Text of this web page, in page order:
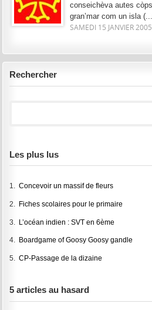
conseichèva autes
gran’mar com un isla
SAMEDI 15 JANVIER
Rechercher
Les plus lus
1.Concevoir un massif de fleurs
2. Fiches scolaires pour le primaire
3. L’océan indien : SVT en 6ème
4. Boardgame of Goosy Goosy gandle
5.CP-Passage de la dizaine
5 articles au hasard